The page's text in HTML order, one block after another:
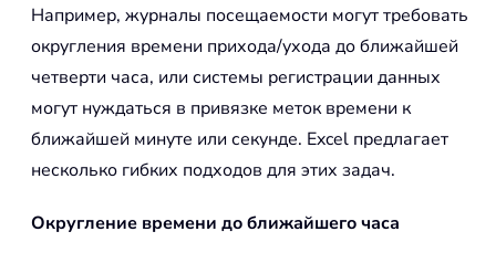
Например, журналы посещаемости могут требовать
округления времени прихода/ухода до ближайшей
четверти часа, или системы регистрации данных
могут нуждаться в привязке меток времени к
ближайшей минуте или секунде. Excel предлагает
несколько гибких подходов для этих задач.
Округление времени до ближайшего часа